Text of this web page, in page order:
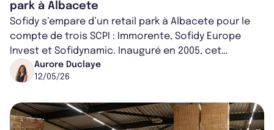
park à Albacete
Sofidy s’empare d’un retail park à Albacete pour le
compte de trois SCPI : Immorente, Sofidy Europe
Invest et Sofidynamic. Inauguré en 2005, cet
immeuble est doté de panneaux photo...
Aurore Duclaye
12/05/26